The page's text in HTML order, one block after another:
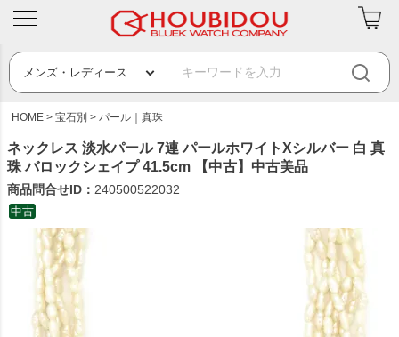
HOME 宝石別 パール｜真珠
ネックレス 淡水パール 7連 パールホワイトXシルバー 白 真
珠 バロックシェイプ 41.5cm 【中古】中古美品
商品問合せID： 240500522032
中古